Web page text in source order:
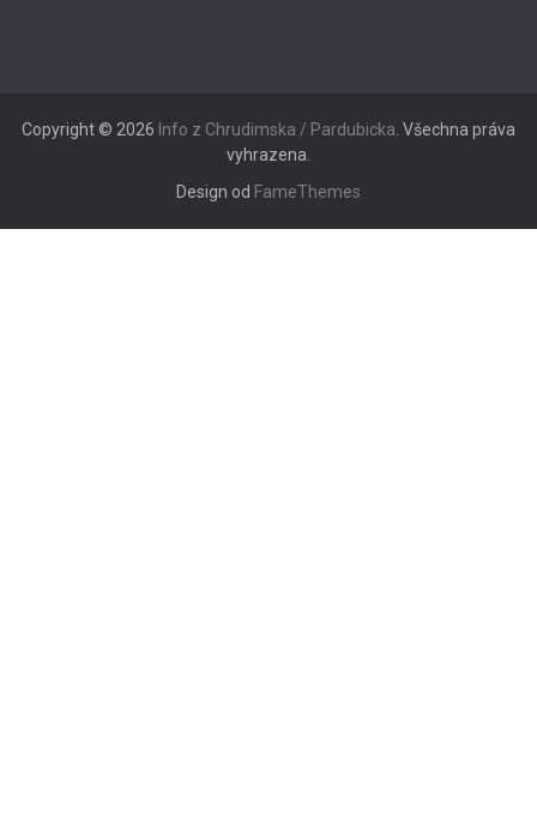
Copyright © 2026 Info z Chrudimska / Pardubicka . Všechna práva
vyhrazena.
Design od FameThemes